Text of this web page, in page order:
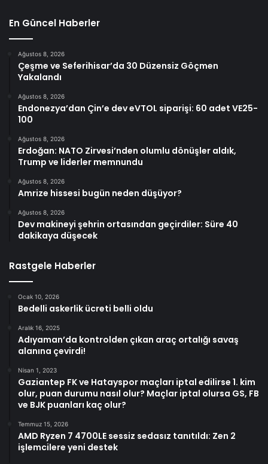
En Güncel Haberler
Ağustos 8, 2026
Çeşme ve Seferihisar’da 30 Düzensiz Göçmen
Yakalandı
Ağustos 8, 2026
Endonezya’dan Çin’e dev eVTOL siparişi: 60 adet VE25-
100
Ağustos 8, 2026
Erdoğan: NATO Zirvesi’nden olumlu dönüşler aldık,
Trump ve liderler memnundu
Ağustos 8, 2026
Amrize hissesi bugün neden düşüyor?
Ağustos 8, 2026
Dev makineyi şehrin ortasından geçirdiler: Süre 40
dakikaya düşecek
Rastgele Haberler
Ocak 10, 2026
Bedelli askerlik ücreti belli oldu
Aralık 16, 2025
Adıyaman’da kontrolden çıkan araç ortalığı savaş
alanına çevirdi!
Nisan 1, 2023
Gaziantep FK ve Hatayspor maçları iptal edilirse 1. kim
olur, puan durumu nasıl olur? Maçlar iptal olursa GS, FB
ve BJK puanları kaç olur?
Temmuz 15, 2026
AMD Ryzen 7 4700LE sessiz sedasız tanıtıldı: Zen 2
işlemcilere yeni destek